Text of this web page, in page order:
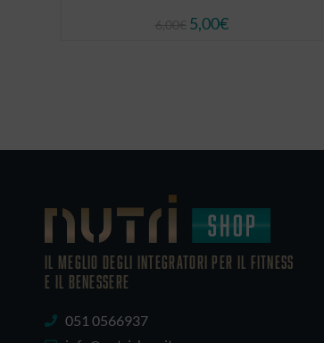
5,00€
IL MEGLIO DEGLI Integratori PER IL FITNESS
E IL BENESSERE
051 0566937